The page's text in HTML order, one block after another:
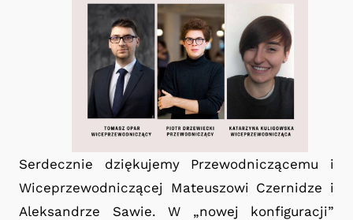
Serdecznie dziękujemy Przewodniczącemu i
Wiceprzewodniczącej Mateuszowi Czernidze i
Aleksandrze Sawie. W „nowej konfiguracji”